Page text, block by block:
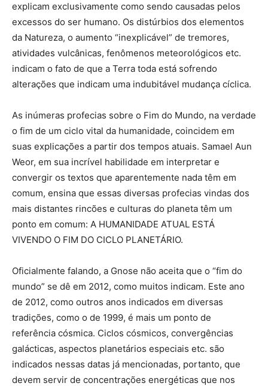
explicam exclusivamente como sendo causadas pelos
excessos do ser humano. Os distúrbios dos elementos
da Natureza, o aumento “inexplicável” de tremores,
atividades vulcânicas, fenômenos meteorológicos etc.
indicam o fato de que a Terra toda está sofrendo
alterações que indicam uma indubitável mudança cíclica.
As inúmeras profecias sobre o Fim do Mundo, na verdade
o fim de um ciclo vital da humanidade, coincidem em
suas explicações a partir dos tempos atuais. Samael Aun
Weor, em sua incrível habilidade em interpretar e
convergir os textos que aparentemente nada têm em
comum, ensina que essas diversas profecias vindas dos
mais distantes rincões e culturas do planeta têm um
ponto em comum: A HUMANIDADE ATUAL ESTÁ
VIVENDO O FIM DO CICLO PLANETÁRIO.
Oficialmente falando, a Gnose não aceita que o “fim do
mundo” se dê em 2012, como muitos indicam. Este ano
de 2012, como outros anos indicados em diversas
tradições, como o de 1999, é mais um ponto de
referência cósmica. Ciclos cósmicos, convergências
galácticas, aspectos planetários especiais etc. são
indicados nessas datas já mencionadas, portanto, que
devem servir de concentrações energéticas que nos